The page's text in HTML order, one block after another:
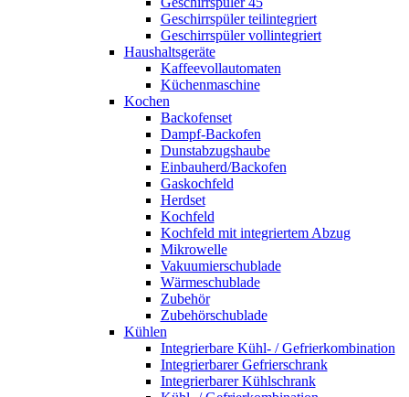
Geschirrspüler teilintegriert
Geschirrspüler vollintegriert
Haushaltsgeräte
Kaffeevollautomaten
Küchenmaschine
Kochen
Backofenset
Dampf-Backofen
Dunstabzugshaube
Einbauherd/Backofen
Gaskochfeld
Herdset
Kochfeld
Kochfeld mit integriertem Abzug
Mikrowelle
Vakuumierschublade
Wärmeschublade
Zubehör
Zubehörschublade
Kühlen
Integrierbare Kühl- / Gefrierkombination
Integrierbarer Gefrierschrank
Integrierbarer Kühlschrank